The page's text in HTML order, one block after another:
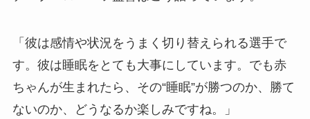
「彼は感情や状況をうまく切り替えられる選手で
す。彼は睡眠をとても大事にしています。でも赤
ちゃんが生まれたら、その“睡眠”が勝つのか、勝て
ないのか、どうなるか楽しみですね。」